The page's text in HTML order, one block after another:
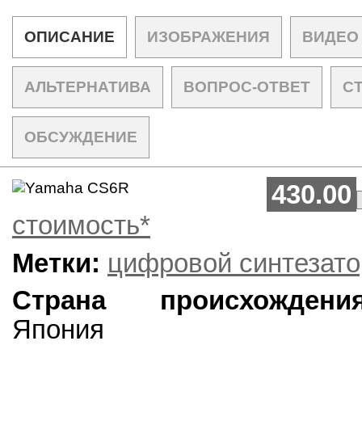
ОПИСАНИЕ ИЗОБРАЖЕНИЯ ВИДЕО
АЛЬТЕРНАТИВА ВОПРОС-ОТВЕТ
ОБСУЖДЕНИЕ
430.00
стоимость*
Метки: цифровой
Страна
Япония